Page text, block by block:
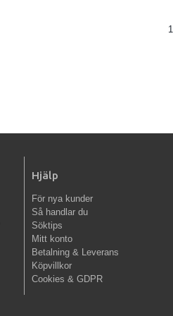
Hjälp
För nya kunder
Så handlar du
Söktips
Mitt konto
Betalning & Leverans
Köpvillkor
Cookies & GDPR